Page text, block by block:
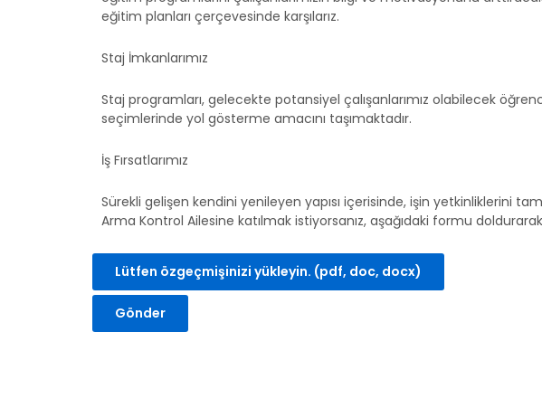
eğitim planları çerçevesinde karşılarız.
Staj İmkanlarımız
Staj programları, gelecekte potansiyel çalışanlarımız olabilecek
seçimlerinde yol gösterme amacını taşımaktadır.
İş Fırsatlarımız
Sürekli gelişen kendini yenileyen yapısı içerisinde, işin yetkinliklerini
Arma Kontrol Ailesine katılmak istiyorsanız, aşağıdaki formu
Lütfen özgeçmişinizi yükleyin. (pdf, doc, docx)